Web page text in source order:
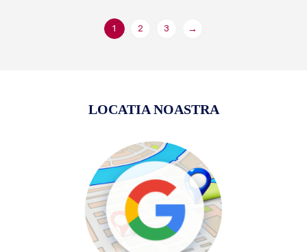
1 2 3 →
LOCATIA NOASTRA